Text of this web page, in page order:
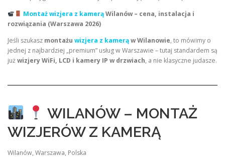
Montaż wizjera z kamerąWilanów – cena, instalacja i
rozwiązania (Warszawa 2026)
Jeśli szukasz montażu wizjera z kamerąw Wilanowie, to mówimy o
jednej z najbardziej „premium” usług w Warszawie – tutaj standardem są
jużwizjery WiFi, LCD i kamery IP w drzwiach, a nie klasyczne judasze.
WILANÓW – MONTAŻ
WIZJERÓW Z KAMERĄ
Wilanów, Warszawa, Polska